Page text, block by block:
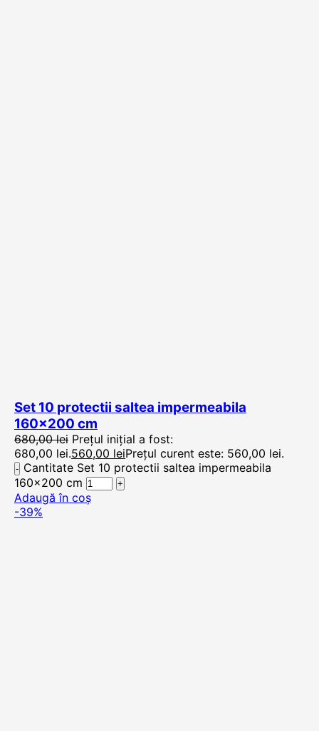
Set 10 protectii saltea impermeabila
160×200 cm
680,00lei Prețul inițial a fost:
680,00 lei.560,00 leiPrețul curent este: 560,00 lei.
Cantitate Set 10 protectii saltea impermeabila
160x200 cm
Adaugă în coș
-39%